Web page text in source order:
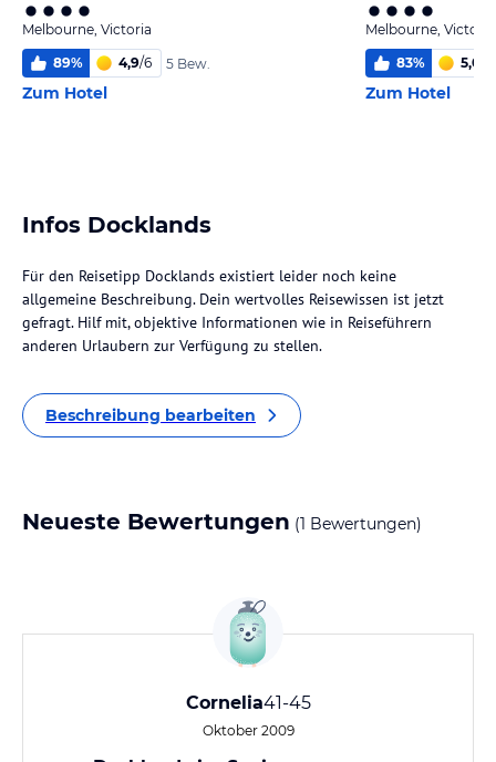
Melbourne, Victoria
89% 4,9/6 5 Bew.
Zum Hotel
Melbourne, Victoria
83% 5,0
Zum Hotel
Infos Docklands
Für den Reisetipp Docklands existiert leider noch keine
allgemeine Beschreibung. Dein wertvolles Reisewissen ist jetzt
gefragt. Hilf mit, objektive Informationen wie in Reiseführern
anderen Urlaubern zur Verfügung zu stellen.
Beschreibung bearbeiten
Neueste Bewertungen (1 Bewertungen)
Cornelia41-45
Oktober 2009